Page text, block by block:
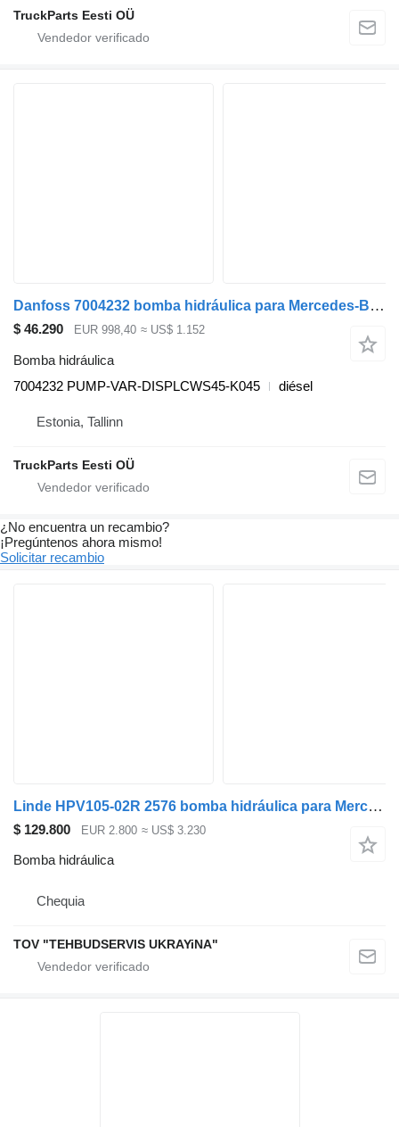
TruckParts Eesti OÜ
Danfoss 7004232 bomba hidráulica para Mercedes-Benz Actros MP5 (2019-) cabeza tractora
$ 46.290 EUR 998,40 ≈ US$ 1.152
Bomba hidráulica
7004232 PUMP-VAR-DISPLCWS45-K045
diésel
Estonia, Tallinn
TruckParts Eesti OÜ
¿No encuentra un recambio?
¡Pregúntenos ahora mismo!
Solicitar recambio
Linde HPV105-02R 2576 bomba hidráulica para Mercedes-Benz Atego 1324 barredora
$ 129.800 EUR 2.800 ≈ US$ 3.230
Bomba hidráulica
Chequia
TOV "TEHBUDSERVIS UKRAYiNA"